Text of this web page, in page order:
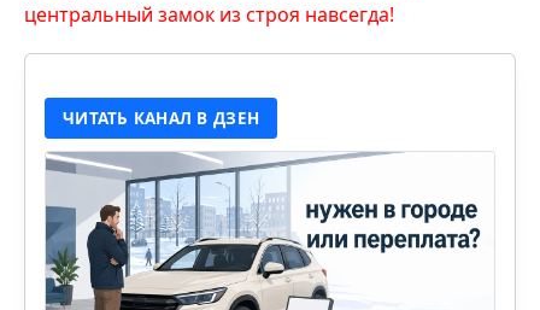
центральный замок из строя навсегда!
ЧИТАТЬ КАНАЛ В ДЗЕН